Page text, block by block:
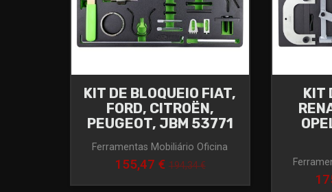
KIT DE BLOQUEIO FIAT,
FORD, CITROËN,
PEUGEOT, JBM 53771
Ferramentas Mobiliário Oficina
155,47 € 194,34 €
KIT